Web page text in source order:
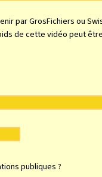
par GrosFichiers ou
de cette vidéo peut
publiques ?